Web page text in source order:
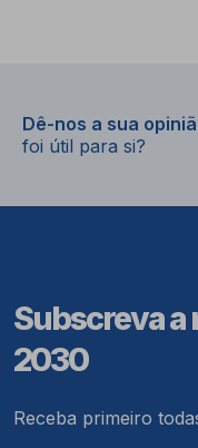
Dê-nos a sua
foi útil para si?
Subscreva
2030
Receba primeiro